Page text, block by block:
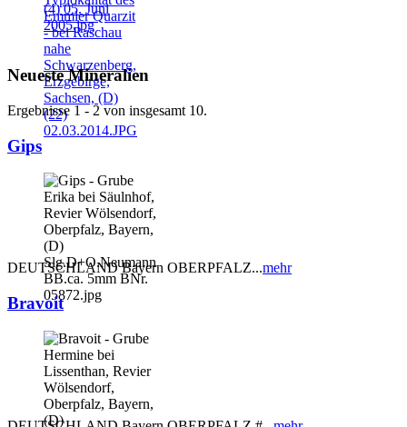
Neueste Mineralien
Ergebnisse 1 - 2 von insgesamt 10.
Gips
DEUTSCHLAND Bayern OBERPFALZ...mehr
Bravoit